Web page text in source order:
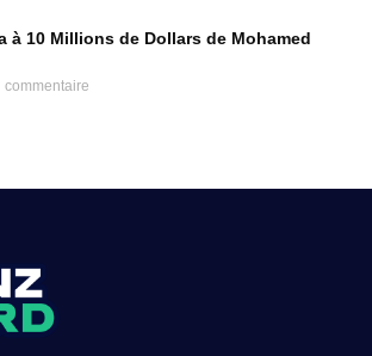
à 10 Millions de Dollars de Mohamed
commentaire